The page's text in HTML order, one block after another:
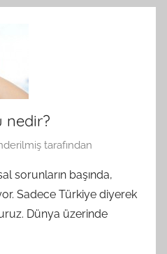
nedir?
tarafından
sorunların başında,
Sadece Türkiye diyerek
Dünya üzerinde